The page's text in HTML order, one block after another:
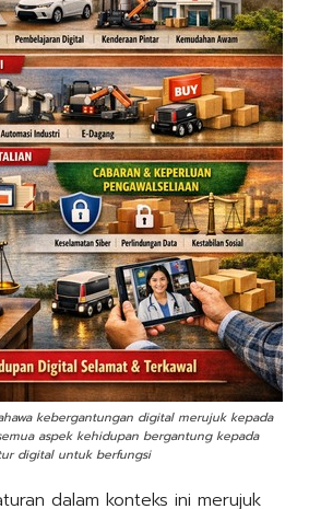
kebergantungan digital merujuk kepada
aspek kehidupan bergantung kepada
digital untuk berfungsi
dalam konteks ini merujuk